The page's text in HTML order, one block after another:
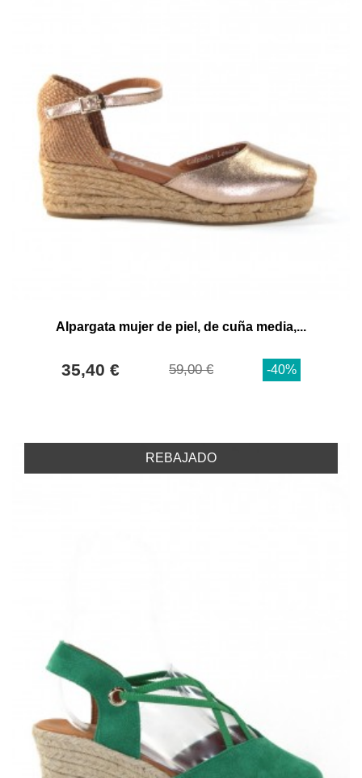
Alpargata mujer de piel, de cuña media,...
35,40 € 59,00 € -40%
REBAJADO